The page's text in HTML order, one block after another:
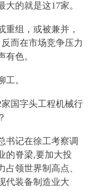
的就是这17家。
组，或被兼并，
而在市场竞争压力
有色。
。
国字头工程机械行
记在徐工考察调
的脊梁,要加大投
领世界制高点、
代装备制造业大